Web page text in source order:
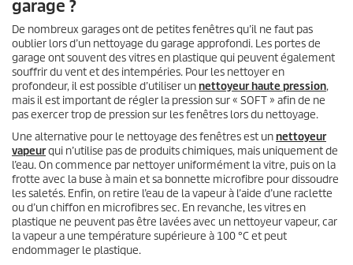
garage ?
De nombreux garages ont de petites fenêtres qu’il ne faut pas
oublier lors d’un nettoyage du garage approfondi. Les portes de
garage ont souvent des vitres en plastique qui peuvent également
souffrir du vent et des intempéries. Pour les nettoyer en
profondeur, il est possible d’utiliser unnettoyeur haute pression,
mais il est important de régler la pression sur « SOFT » afin de ne
pas exercer trop de pression sur les fenêtres lors du nettoyage.
Une alternative pour le nettoyage des fenêtres est unnettoyeur
vapeurqui n’utilise pas de produits chimiques, mais uniquement de
l’eau. On commence par nettoyer uniformément la vitre, puis on la
frotte avec la buse à main et sa bonnette microfibre pour dissoudre
les saletés. Enfin, on retire l’eau de la vapeur à l’aide d’une raclette
ou d’un chiffon en microfibres sec. En revanche, les vitres en
plastique ne peuvent pas être lavées avec un nettoyeur vapeur, car
la vapeur a une température supérieure à 100 °C et peut
endommager le plastique.